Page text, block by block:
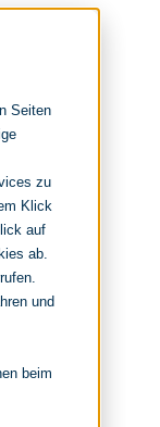
Seiten
zu
Klick
auf
ab.
und
beim